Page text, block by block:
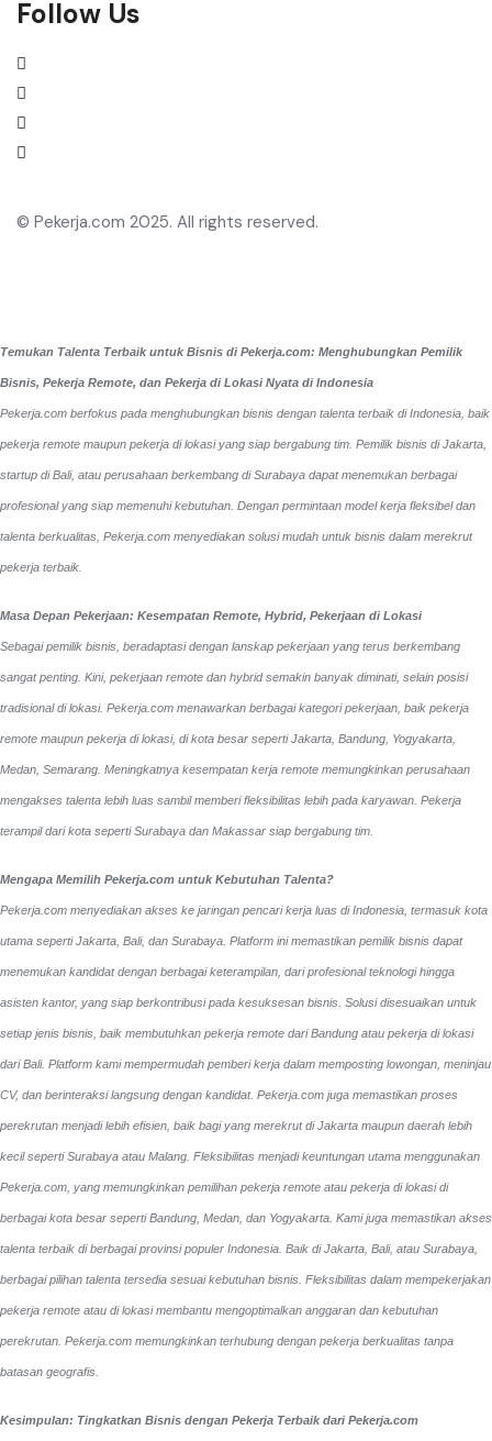
Follow Us
© Pekerja.com 2025. All rights reserved.
Temukan Talenta Terbaik untuk Bisnis di Pekerja.com: Menghubungkan Pemilik
Bisnis, Pekerja Remote, dan Pekerja di Lokasi Nyata di Indonesia
Pekerja.com berfokus pada menghubungkan bisnis dengan talenta terbaik di Indonesia, baik
pekerja remote maupun pekerja di lokasi yang siap bergabung tim. Pemilik bisnis di Jakarta,
startup di Bali, atau perusahaan berkembang di Surabaya dapat menemukan berbagai
profesional yang siap memenuhi kebutuhan. Dengan permintaan model kerja fleksibel dan
talenta berkualitas, Pekerja.com menyediakan solusi mudah untuk bisnis dalam merekrut
pekerja terbaik.
Masa Depan Pekerjaan: Kesempatan Remote, Hybrid, Pekerjaan di Lokasi
Sebagai pemilik bisnis, beradaptasi dengan lanskap pekerjaan yang terus berkembang
sangat penting. Kini, pekerjaan remote dan hybrid semakin banyak diminati, selain posisi
tradisional di lokasi. Pekerja.com menawarkan berbagai kategori pekerjaan, baik pekerja
remote maupun pekerja di lokasi, di kota besar seperti Jakarta, Bandung, Yogyakarta,
Medan, Semarang. Meningkatnya kesempatan kerja remote memungkinkan perusahaan
mengakses talenta lebih luas sambil memberi fleksibilitas lebih pada karyawan. Pekerja
terampil dari kota seperti Surabaya dan Makassar siap bergabung tim.
Mengapa Memilih Pekerja.com untuk Kebutuhan Talenta?
Pekerja.com menyediakan akses ke jaringan pencari kerja luas di Indonesia, termasuk kota
utama seperti Jakarta, Bali, dan Surabaya. Platform ini memastikan pemilik bisnis dapat
menemukan kandidat dengan berbagai keterampilan, dari profesional teknologi hingga
asisten kantor, yang siap berkontribusi pada kesuksesan bisnis. Solusi disesuaikan untuk
setiap jenis bisnis, baik membutuhkan pekerja remote dari Bandung atau pekerja di lokasi
dari Bali. Platform kami mempermudah pemberi kerja dalam memposting lowongan, meninjau
CV, dan berinteraksi langsung dengan kandidat. Pekerja.com juga memastikan proses
perekrutan menjadi lebih efisien, baik bagi yang merekrut di Jakarta maupun daerah lebih
kecil seperti Surabaya atau Malang. Fleksibilitas menjadi keuntungan utama menggunakan
Pekerja.com, yang memungkinkan pemilihan pekerja remote atau pekerja di lokasi di
berbagai kota besar seperti Bandung, Medan, dan Yogyakarta. Kami juga memastikan akses
talenta terbaik di berbagai provinsi populer Indonesia. Baik di Jakarta, Bali, atau Surabaya,
berbagai pilihan talenta tersedia sesuai kebutuhan bisnis. Fleksibilitas dalam mempekerjakan
pekerja remote atau di lokasi membantu mengoptimalkan anggaran dan kebutuhan
perekrutan. Pekerja.com memungkinkan terhubung dengan pekerja berkualitas tanpa
batasan geografis.
Kesimpulan: Tingkatkan Bisnis dengan Pekerja Terbaik dari Pekerja.com